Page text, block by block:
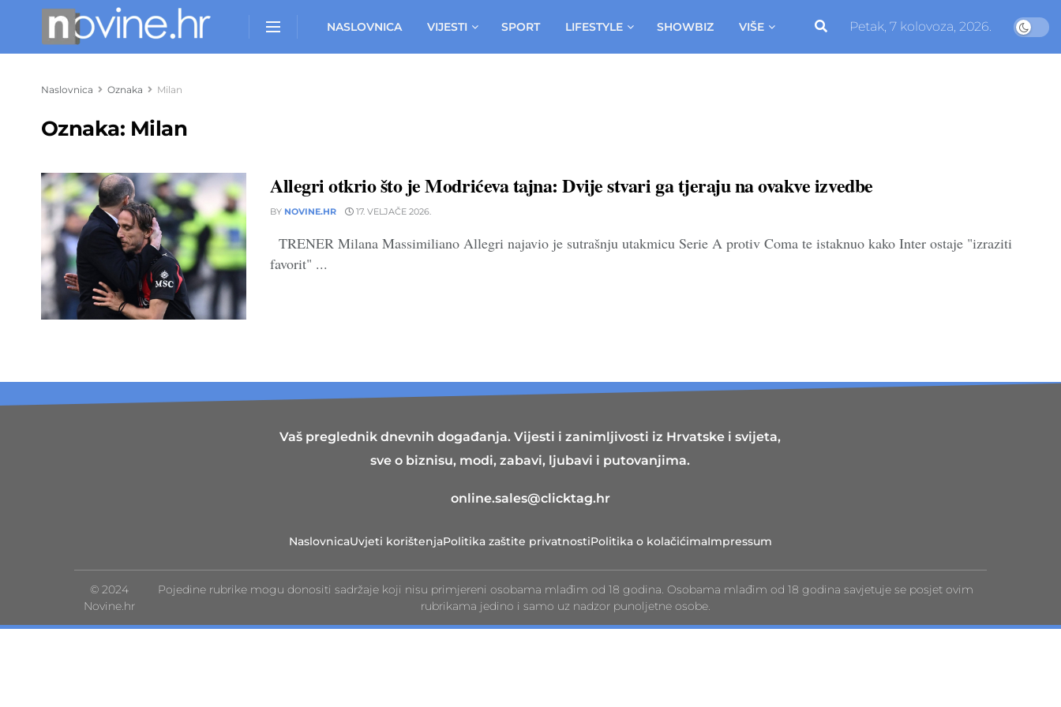
NASLOVNICA VIJESTI SPORT LIFESTYLE SHOWBIZ VIŠE Petak, 7 kolovoza, 2026.
Naslovnica Oznaka Milan
Oznaka: Milan
Allegri otkrio što je Modrićeva tajna: Dvije stvari ga tjeraju na ovakve izvedbe
BY NOVINE.HR 17. VELJAČE 2026.
TRENER Milana Massimiliano Allegri najavio je sutrašnju utakmicu Serie A protiv Coma te istaknuo kako Inter ostaje "izraziti
favorit" ...
Vaš preglednik dnevnih događanja. Vijesti i zanimljivosti iz Hrvatske i svijeta,
sve o biznisu, modi, zabavi, ljubavi i putovanjima.
online.sales@clicktag.hr
NaslovnicaUvjeti korištenjaPolitika zaštite privatnostiPolitika o kolačićimaImpressum
© 2024
Novine.hr
Pojedine rubrike mogu donositi sadržaje koji nisu primjereni osobama mlađim od 18 godina. Osobama mlađim od 18 godina savjetuje se posjet ovim
rubrikama jedino i samo uz nadzor punoljetne osobe.